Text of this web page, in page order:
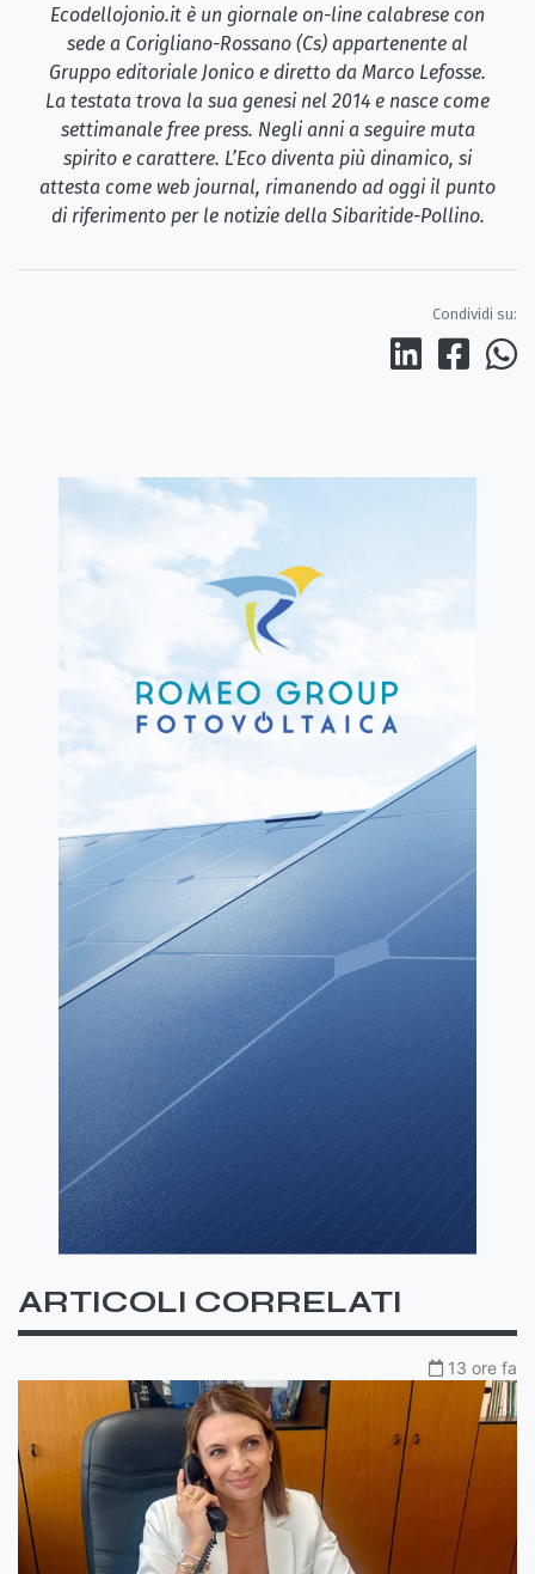
Ecodellojonio.it è un giornale on-line calabrese con
sede a Corigliano-Rossano (Cs) appartenente al
Gruppo editoriale Jonico e diretto da Marco Lefosse.
La testata trova la sua genesi nel 2014 e nasce come
settimanale free press. Negli anni a seguire muta
spirito e carattere. L’Eco diventa più dinamico, si
attesta come web journal, rimanendo ad oggi il punto
di riferimento per le notizie della Sibaritide-Pollino.
Condividi su:
ARTICOLI CORRELATI
13 ore fa